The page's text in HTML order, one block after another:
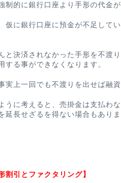
制的に銀行口座より手形の代金が
仮に銀行口座に預金が不足して
と 決済されなかった手形を不渡
する事ができなくなります。
実上一回でも不渡りを出せば融
うに考えると、売掛金は支払わ
延長せざるを得ない場合もあり
割引とファクタリング】